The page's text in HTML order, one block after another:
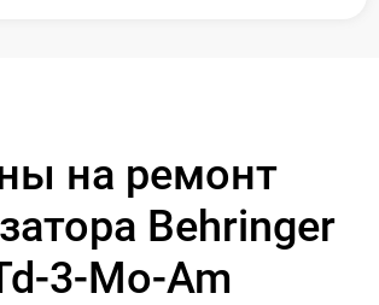
на ремонт
Behringer
3-Mo-Am